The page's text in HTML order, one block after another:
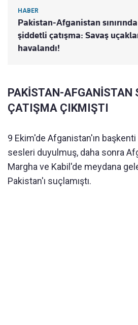
HABER
Pakistan-Afganistan sınırında
şiddetli çatışma: Savaş
havalandı!
PAKİSTAN-AFGANİSTAN
ÇATIŞMA ÇIKMIŞTI
9 Ekim'de Afganistan'ın
sesleri duyulmuş, daha sonra
Margha ve Kabil'de meydana
Pakistan'ı suçlamıştı.